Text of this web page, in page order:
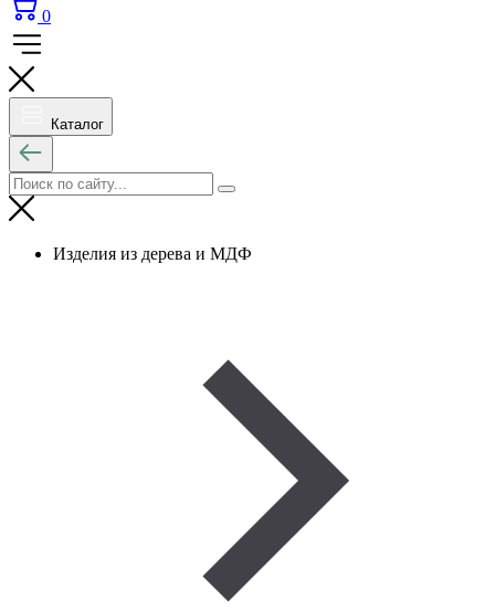
0
Каталог
Изделия из дерева и МДФ